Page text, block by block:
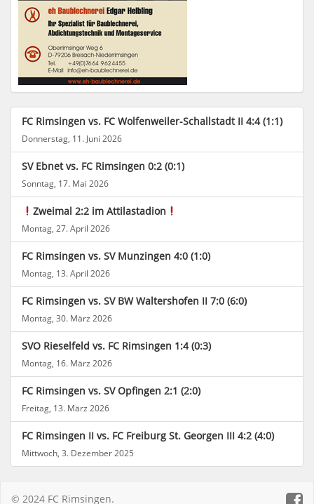
FC Rimsingen vs. FC Wolfenweiler-Schallstadt II 4:4 (1:1)
Donnerstag, 11. Juni 2026
SV Ebnet vs. FC Rimsingen 0:2 (0:1)
Sonntag, 17. Mai 2026
Zweimal 2:2 im Attilastadion
Montag, 27. April 2026
FC Rimsingen vs. SV Munzingen 4:0 (1:0)
Montag, 13. April 2026
FC Rimsingen vs. SV BW Waltershofen II 7:0 (6:0)
Montag, 30. März 2026
SVO Rieselfeld vs. FC Rimsingen 1:4 (0:3)
Montag, 16. März 2026
FC Rimsingen vs. SV Opfingen 2:1 (2:0)
Freitag, 13. März 2026
FC Rimsingen II vs. FC Freiburg St. Georgen III 4:2 (4:0)
Mittwoch, 3. Dezember 2025
© 2024 FC Rimsingen.